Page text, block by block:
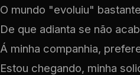
O mundo "evoluiu"
De que adianta se não
Á minha companhia,
Estou chegando, minha